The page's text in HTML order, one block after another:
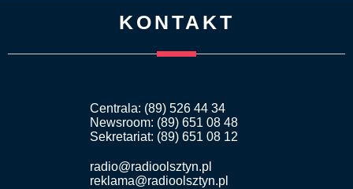
KONTAKT
Centrala: (89) 526 44 34
Newsroom: (89) 651 08 48
Sekretariat: (89) 651 08 12
radio@radioolsztyn.pl
reklama@radioolsztyn.pl